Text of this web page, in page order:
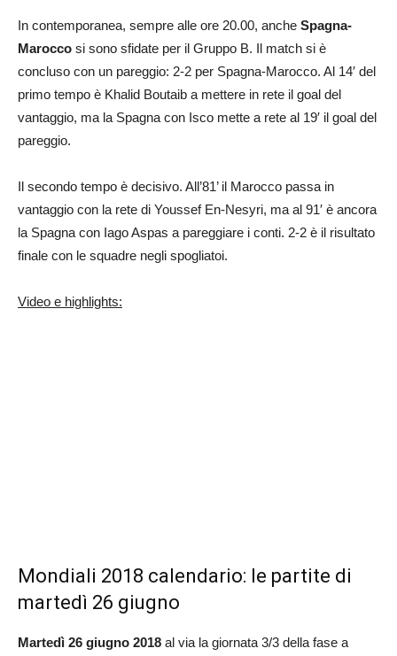
In contemporanea, sempre alle ore 20.00, anche Spagna-
Marocco si sono sfidate per il Gruppo B. Il match si è
concluso con un pareggio: 2-2 per Spagna-Marocco. Al 14′ del
primo tempo è Khalid Boutaib a mettere in rete il goal del
vantaggio, ma la Spagna con Isco mette a rete al 19′ il goal del
pareggio.
Il secondo tempo è decisivo. All’81’ il Marocco passa in
vantaggio con la rete di Youssef En-Nesyri, ma al 91′ è ancora
la Spagna con Iago Aspas a pareggiare i conti. 2-2 è il risultato
finale con le squadre negli spogliatoi.
Video e highlights:
Mondiali 2018 calendario: le partite di
martedì 26 giugno
Martedì 26 giugno 2018 al via la giornata 3/3 della fase a